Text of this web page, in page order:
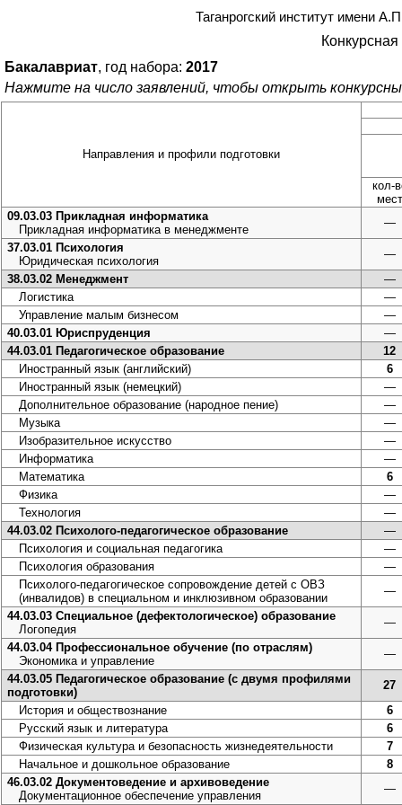
Таганрогский институт
Бакалавриат, год набора:2017
Нажмите на число заявлений, чтобы открыть
Направления и профили подготовки
кол-
мест
09.03.03 Прикладная информатика
Прикладная информатика в менеджменте
—
37.03.01 Психология
Юридическая психология
—
38.03.02 Менеджмент
—
Логистика
—
Управление малым бизнесом
—
40.03.01 Юриспруденция
—
44.03.01 Педагогическое образование
12
Иностранный язык (английский)
6
Иностранный язык (немецкий)
—
Дополнительное образование (народное пение)
—
Музыка
—
Изобразительное искусство
—
Информатика
—
Математика
6
Физика
—
Технология
—
44.03.02 Психолого-педагогическое образование
—
Психология и социальная педагогика
—
Психология образования
—
Психолого-педагогическое сопровождение детей с ОВЗ
(инвалидов) в специальном и инклюзивном образовании
—
44.03.03 Специальное (дефектологическое) образование
Логопедия
—
44.03.04 Профессиональное обучение (по отраслям)
Экономика и управление
—
44.03.05 Педагогическое образование (с двумя профилями
подготовки)
27
История и обществознание
6
Русский язык и литература
6
Физическая культура и безопасность жизнедеятельности
7
Начальное и дошкольное образование
8
46.03.02 Документоведение и архивоведение
Документационное обеспечение управления
—